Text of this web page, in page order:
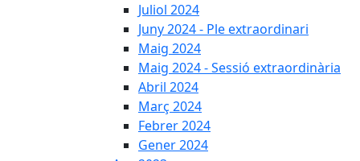
Juliol 2024
Juny 2024 - Ple extraordinari
Maig 2024
Maig 2024 - Sessió extraordinària
Abril 2024
Març 2024
Febrer 2024
Gener 2024